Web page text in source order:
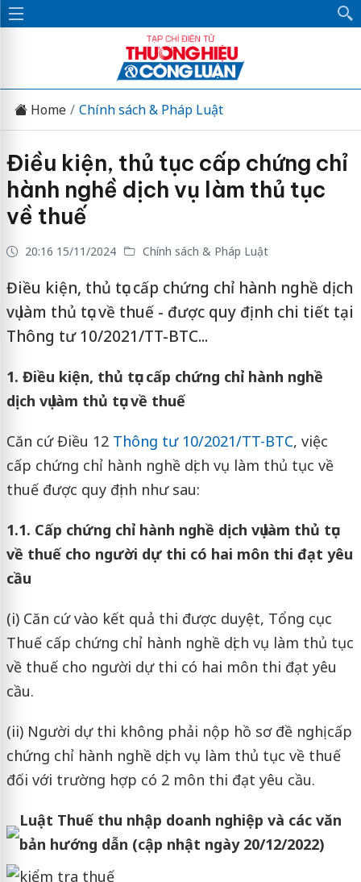
Home Chính sách & Pháp Luật
Điều kiện, thủ tục cấp chứng chỉ
hành nghề dịch vụ làm thủ tục
về thuế
20:16 15/11/2024 Chính sách & Pháp Luật
Điều kiện, thủ tục cấp chứng chỉ hành nghề dịch
vụ làm thủ tục về thuế - được quy định chi tiết tại
Thông tư 10/2021/TT-BTC...
1. Điều kiện, thủ tục cấp chứng chỉ hành nghề
dịch vụ làm thủ tục về thuế
Căn cứ Điều 12 Thông tư 10/2021/TT-BTC, việc
cấp chứng chỉ hành nghề dịch vụ làm thủ tục về
thuế được quy định như sau:
1.1. Cấp chứng chỉ hành nghề dịch vụ làm thủ tục
về thuế cho người dự thi có hai môn thi đạt yêu
cầu
(i) Căn cứ vào kết quả thi được duyệt, Tổng cục
Thuế cấp chứng chỉ hành nghề dịch vụ làm thủ tục
về thuế cho người dự thi có hai môn thi đạt yêu
cầu.
(ii) Người dự thi không phải nộp hồ sơ đề nghị cấp
chứng chỉ hành nghề dịch vụ làm thủ tục về thuế
đối với trường hợp có 2 môn thi đạt yêu cầu.
Luật Thuế thu nhập doanh nghiệp và các văn
bản hướng dẫn (cập nhật ngày 20/12/2022)